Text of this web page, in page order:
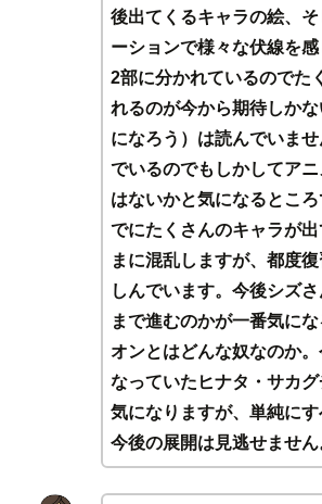
後出てくるキャラの絵、
ーションで様々な伏線を
2部に分かれているのでた
れるのが今から期待しか
になろう）は読んでいま
でいるのでもしかしてア
はないかと気になるとこ
でにたくさんのキャラが
まに混乱しますが、都度
しんでいます。今後シズ
まで進むのかが一番気に
オンとはどんな奴なのか
なっていたヒナタ・サカ
気になりますが、単純にす
今後の展開は見逃せません